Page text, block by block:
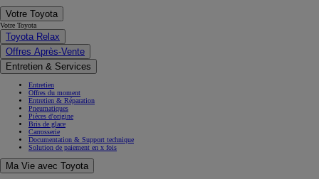
Votre Toyota
Votre Toyota
Toyota Relax
Offres Après-Vente
Entretien & Services
Entretien
Offres du moment
Entretien & Réparation
Pneumatiques
Pièces d'origine
Bris de glace
Carrosserie
Documentation & Support technique
Solution de paiement en x fois
Ma Vie avec Toyota